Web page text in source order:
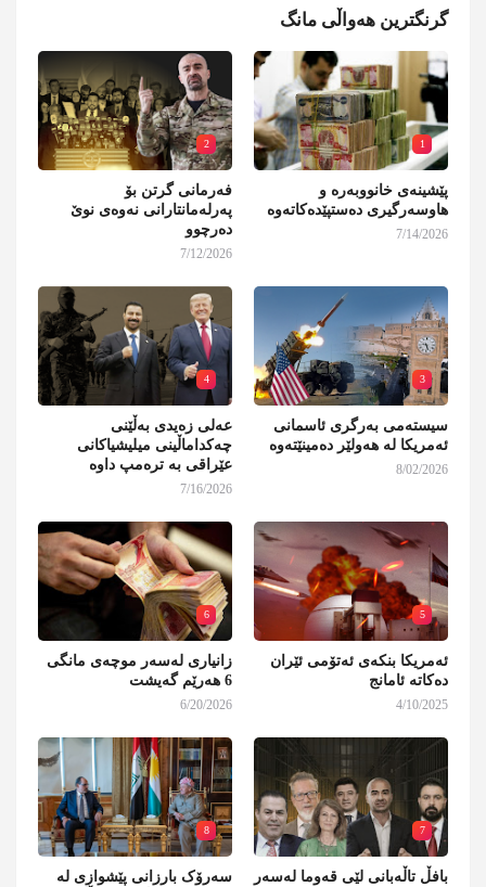
گرنگترین هەواڵی مانگ
1
پێشینەی خانووبەرە و
هاوسەرگیری دەستپێدەکاتەوە
7/14/2026
2
فەرمانی گرتن بۆ
پەرلەمانتارانی نەوەی نوێ
دەرچوو
7/12/2026
3
سیستەمی بەرگری ئاسمانی
ئەمریکا لە هەولێر دەمینێتەوە
8/02/2026
4
عەلی زەیدی بەڵێنی
چەکداماڵینی میلیشیاکانی
عێراقی بە ترەمپ داوە
7/16/2026
5
ئەمریکا بنکەی ئەتۆمی ئێران
دەکاتە ئامانج
4/10/2025
6
زانیاری لەسەر موچەی مانگی
6 هەرێم گەیشت
6/20/2026
7
بافڵ تاڵەبانی لێی قەوما لەسەر
8
سەرۆک بارزانی پێشوازی لە